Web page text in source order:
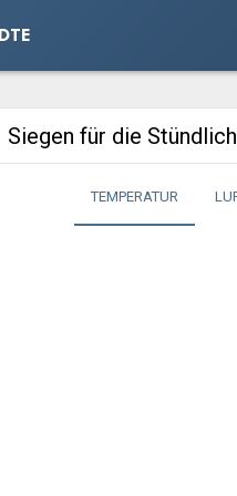
Siegen für die
TEMPERATUR